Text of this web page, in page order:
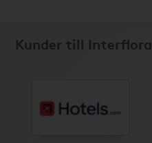
Kunder till